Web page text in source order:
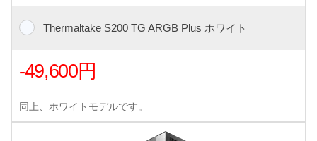
Thermaltake S200 TG ARGB Plus ホワイト
-49,600円
同上、ホワイトモデルです。